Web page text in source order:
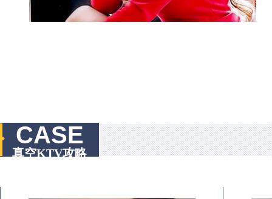
CASE
真空KTV攻略